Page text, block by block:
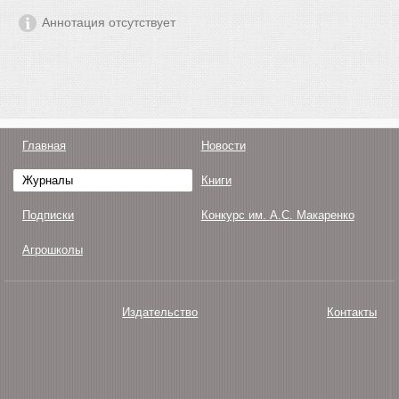
Аннотация отсутствует
Главная Новости
Журналы Книги
Подписки Конкурс им. А.С. Макаренко
Агрошколы
Издательство Контакты